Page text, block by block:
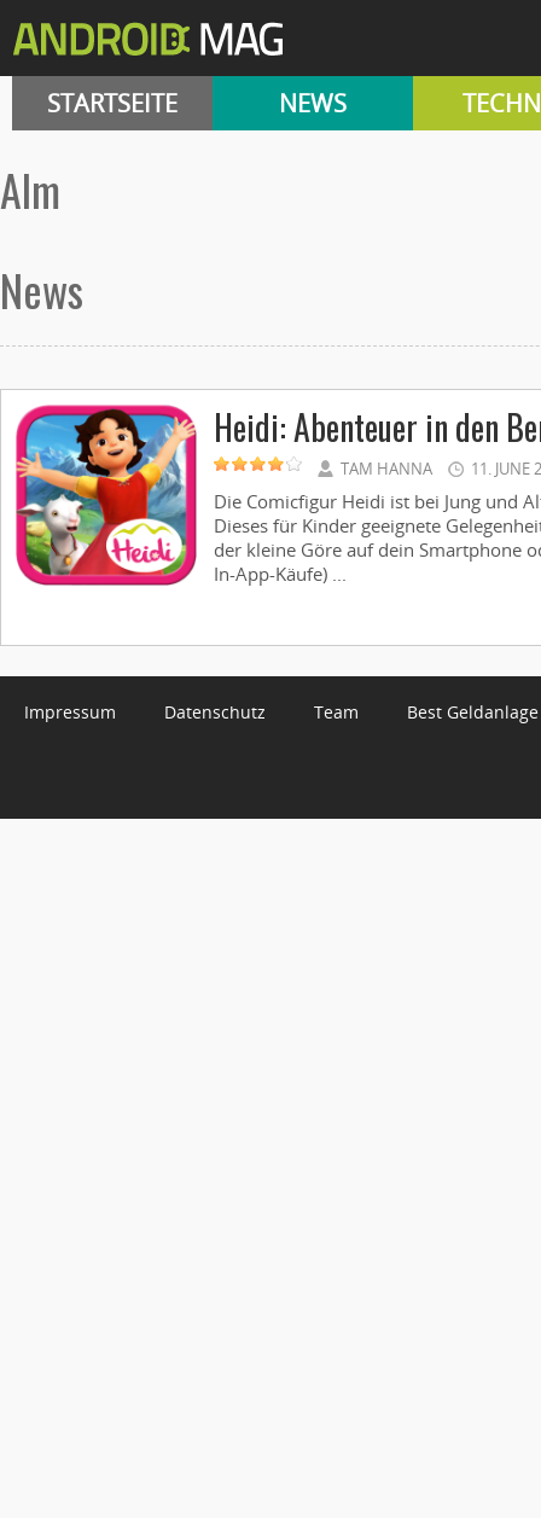
STARTSEITE NEWS
Alm
News
Heidi: Abenteuer in den
TAM HANNA 11. JUNE
Die Comicfigur Heidi ist bei Jung und
Dieses für Kinder geeignete
der kleine Göre auf dein Smartphone
In-App-Käufe) ...
Impressum Datenschutz Team Best Geldanlage